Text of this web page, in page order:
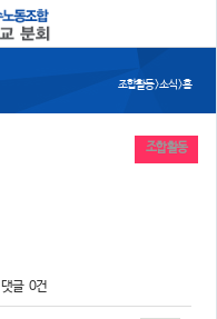
조합활동 > 소식 > 홈
조합활동
댓글 0건